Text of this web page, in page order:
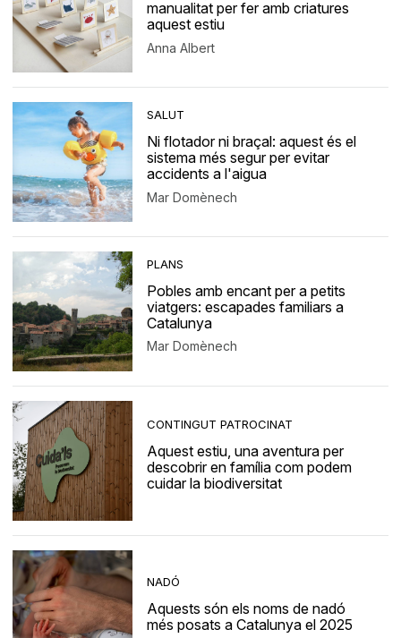
manualitat per fer amb criatures
aquest estiu
Anna Albert
SALUT
Ni flotador ni braçal: aquest és el
sistema més segur per evitar
accidents a l'aigua
Mar Domènech
PLANS
Pobles amb encant per a petits
viatgers: escapades familiars a
Catalunya
Mar Domènech
CONTINGUT PATROCINAT
Aquest estiu, una aventura per
descobrir en família com podem
cuidar la biodiversitat
NADÓ
Aquests són els noms de nadó
més posats a Catalunya el 2025